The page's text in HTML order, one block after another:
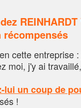
REINHARDT
récompensés
cette entreprise
moi, j'y ai
lui un coup de
!